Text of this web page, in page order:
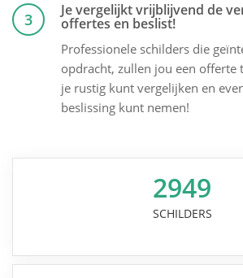
3 Je vergelijkt vrijblijvend de
offertes en beslist!
Professionele schilders die
opdracht, zullen jou een offerte
je rustig kunt vergelijken en
beslissing kunt nemen!
2949
SCHILDERS